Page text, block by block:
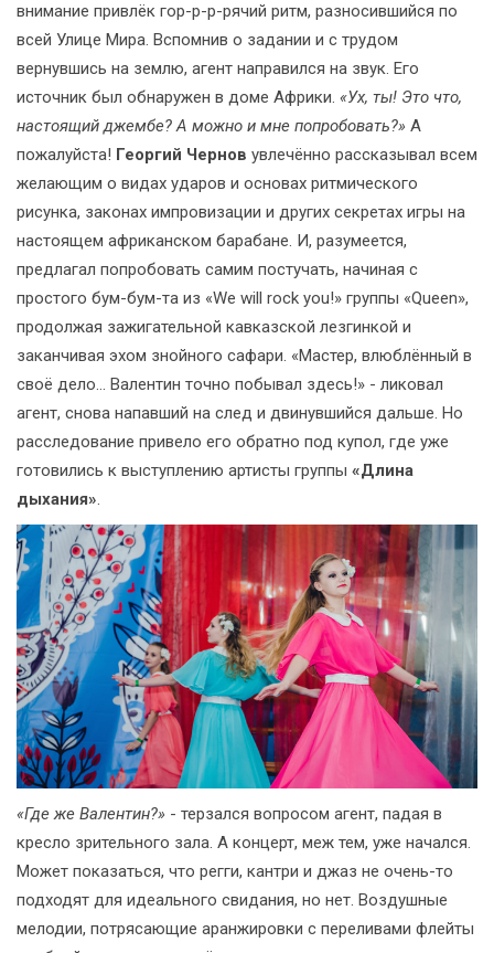
внимание привлёк гор-р-р-рячий ритм, разносившийся по
всей Улице Мира. Вспомнив о задании и с трудом
вернувшись на землю, агент направился на звук. Его
источник был обнаружен в доме Африки. «Ух, ты! Это что,
настоящий джембе? А можно и мне попробовать?» А
пожалуйста! Георгий Чернов увлечённо рассказывал всем
желающим о видах ударов и основах ритмического
рисунка, законах импровизации и других секретах игры на
настоящем африканском барабане. И, разумеется,
предлагал попробовать самим постучать, начиная с
простого бум-бум-та из «We will rock you!» группы «Queen»,
продолжая зажигательной кавказской лезгинкой и
заканчивая эхом знойного сафари. «Мастер, влюблённый в
своё дело... Валентин точно побывал здесь!» - ликовал
агент, снова напавший на след и двинувшийся дальше. Но
расследование привело его обратно под купол, где уже
готовились к выступлению артисты группы «Длина
дыхания».
«Где же Валентин?» - терзался вопросом агент, падая в
кресло зрительного зала. А концерт, меж тем, уже начался.
Может показаться, что регги, кантри и джаз не очень-то
подходят для идеального свидания, но нет. Воздушные
мелодии, потрясающие аранжировки с переливами флейты